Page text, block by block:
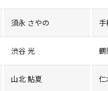
須永 さやの 手
渋谷 光 鶴
山北 鮎夏 仁